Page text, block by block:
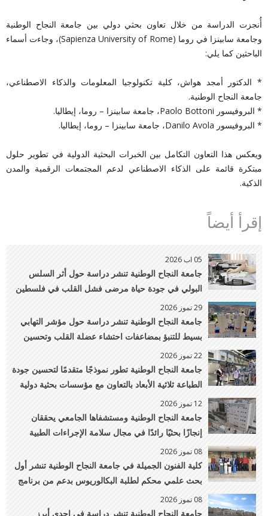
أُنجزت الدراسة من خلال تعاون بحثي دولي بين جامعة النجاح الوطنية
وجامعة سابينزا في روما (Sapienza University of Rome)، وجاءت أسماء
الباحثين كما يلي:
* الدكتور أمجد هواش، كلية تكنولوجيا المعلومات والذكاء الاصطناعي،
جامعة النجاح الوطنية.
* البروفيسور Paolo Bottoni، جامعة سابينزا – روما، إيطاليا.
* البروفيسور Danilo Avola، جامعة سابينزا – روما، إيطاليا.
ويعكس هذا التعاون التكامل بين الخبرات البحثية الدولية في تطوير حلول
مبتكرة قائمة على الذكاء الاصطناعي لدعم المجتمعات الرقمية والمدن
الذكية.
إقرأ أيضاً
05 اب 2026
جامعة النجاح الوطنية تنشر دراسة حول أثر السلس
البولي في جودة حياة مرضى فشل القلب في فلسطين
29 تموز 2026
جامعة النجاح الوطنية تنشر دراسة حول مؤشر التهابي
بسيط للتنبؤ بمضاعفات احتشاء عضلة القلب وتحسين
الرعاية القلبية
22 تموز 2026
جامعة النجاح الوطنية تطور نموذجًا متقدمًا لتحسين جودة
الطباعة ثلاثية الأبعاد بالتعاون مع مؤسسات بحثية دولية
12 تموز 2026
جامعة النجاح الوطنية ومستشفاها الجامعي يحققان
إنجازًا بحثيًا رائدًا في مجال سلامة الإجراءات الطبية
ضمن مجلة عالمية مرموقة
08 تموز 2026
كلية الفنون الجميلة في جامعة النجاح الوطنية تنشر أول
بحث علمي محكم لطلبة البكالوريوس بدعم من برنامج
PalUROP
08 تموز 2026
جامعة النجاح الوطنية تنشر دراسة في إحدى أبرز